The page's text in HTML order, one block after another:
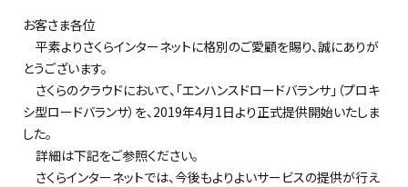
お客さま各位
平素よりさくらインターネットに格別のご愛顧を賜り、誠にありが
とうございます。
さくらのクラウドにおいて、「エンハンスドロードバランサ」（プロキ
シ型ロードバランサ）を、2019年4月1日より正式提供開始いたしま
した。
詳細は下記をご参照ください。
さくらインターネットでは、今後もよりよいサービスの提供が行え